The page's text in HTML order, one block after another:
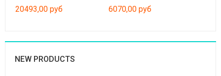
20493,00 руб 6070,00 руб
NEW PRODUCTS